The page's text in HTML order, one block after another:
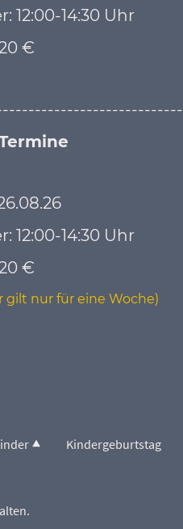
12:00-14:30 Uhr
€
12:00-14:30 Uhr
€
gilt nur für eine Woche)
Kindergeburtstag